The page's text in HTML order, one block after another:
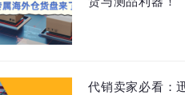
代销卖家必看：